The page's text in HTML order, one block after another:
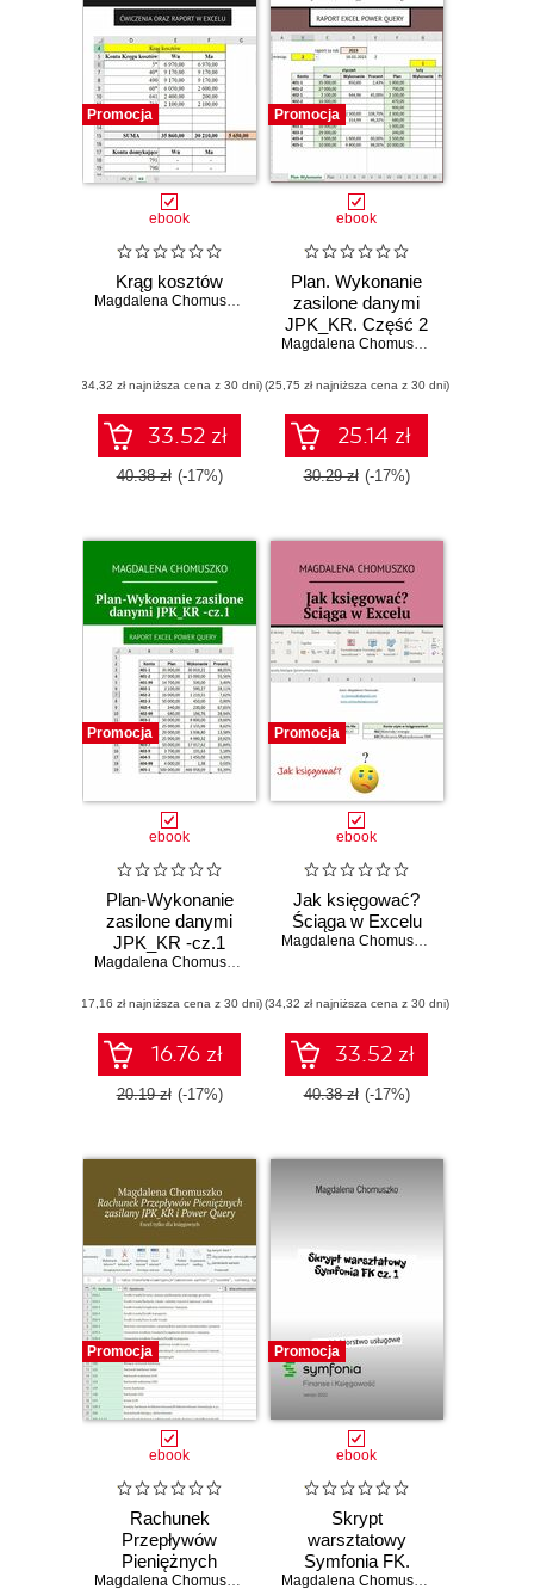
Promocja
ebook
Krąg kosztów
Magdalena Chomuszko
(34,32 zł najniższa cena z 30 dni)
33.52 zł
40.38 zł (-17%)
Promocja
ebook
Plan. Wykonanie
zasilone danymi
JPK_KR. Część 2
Magdalena Chomuszko
(25,75 zł najniższa cena z 30 dni)
25.14 zł
30.29 zł (-17%)
Promocja
ebook
Plan-Wykonanie
zasilone danymi
JPK_KR -cz.1
Magdalena Chomuszko
(17,16 zł najniższa cena z 30 dni)
16.76 zł
20.19 zł (-17%)
Promocja
ebook
Jak księgować?
Ściąga w Excelu
Magdalena Chomuszko
(34,32 zł najniższa cena z 30 dni)
33.52 zł
40.38 zł (-17%)
Promocja
ebook
Rachunek
Przepływów
Pieniężnych
zasilany JPK_KR
Magdalena Chomuszko
Promocja
ebook
Skrypt
warsztatowy
Symfonia FK.
Część 1
Magdalena Chomuszko